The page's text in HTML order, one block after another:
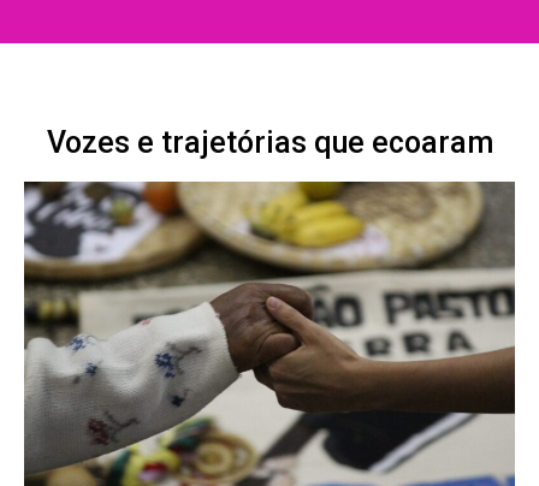
Vozes e trajetórias que ecoaram